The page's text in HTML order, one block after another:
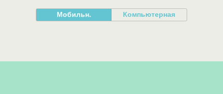
Мобильн. Компьютерная